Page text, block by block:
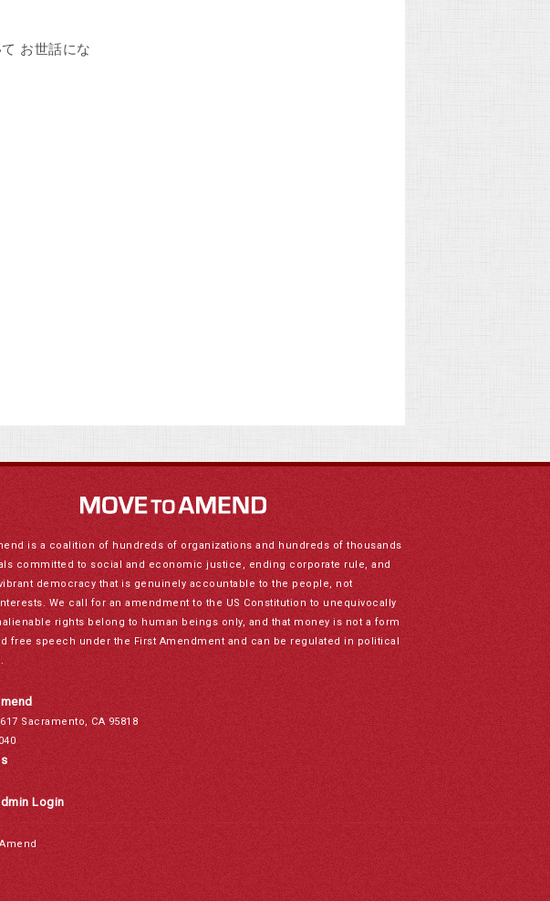
お世話にな
is a coalition of hundreds of organizations and hundreds of thousands
committed to social and economic justice, ending corporate rule, and
democracy that is genuinely accountable to the people, not
We call for an amendment to the US Constitution to unequivocally
rights belong to human beings only, and that money is not a form
free speech under the First Amendment and can be regulated in political
Sacramento, CA 95818
Login